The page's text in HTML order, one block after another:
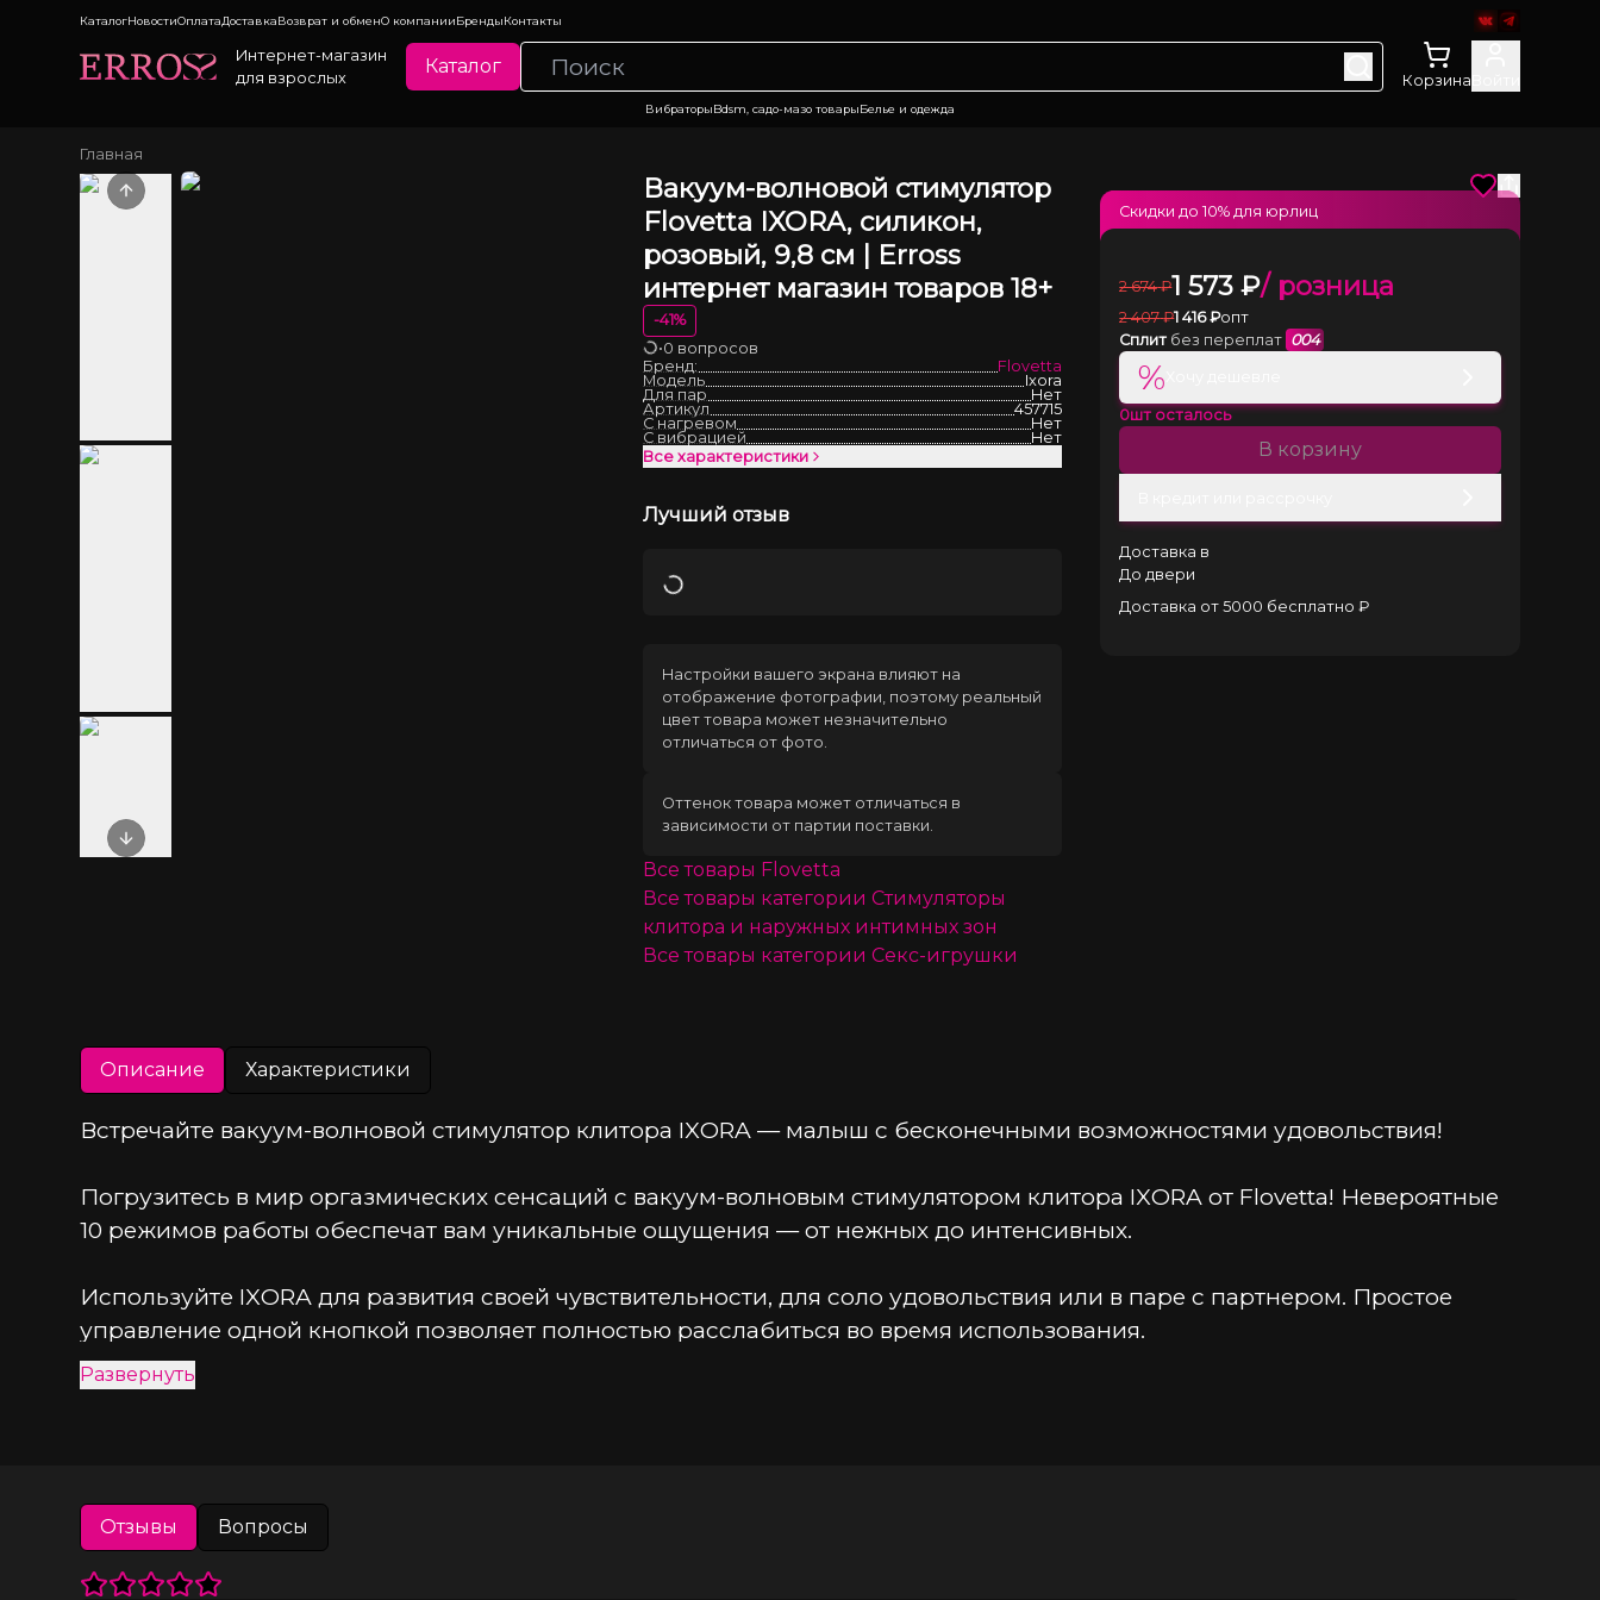
КаталогНовостиОплатаДоставкаВозврат и обменО компанииБрендыКонтакты
Интернет-магазин
для взрослых
Каталог
Корзина
ВибраторыBdsm, садо-мазо товарыБелье и одежда
Главная
Previous slide
Next slide
Вакуум-волновой стимулятор
Flovetta IXORA, силикон,
розовый, 9,8 см | Erross
интернет магазин товаров 18+
-41%
Загрузка
•0 вопросов
Бренд:
Flovetta
Модель
Ixora
Для пар
Нет
Артикул
457715
С нагревом
Нет
С вибрацией
Нет
Все характеристики
Лучший отзыв
Загрузка
Настройки вашего экрана влияют на
отображение фотографии, поэтому реальный
цвет товара может незначительно
отличаться от фото.
Оттенок товара может отличаться в
зависимости от партии поставки.
Все товары Flovetta
Все товары категории Стимуляторы
клитора и наружных интимных зон
Все товары категории Секс-игрушки
2 674 ₽1 573 ₽/ розница
2 407 ₽1 416₽опт
Сплит без переплат 004
%
0шт осталось
В корзину
Доставка в
До двери
Доставка от 5000 бесплатно ₽
Скидки до10% для юрлиц
Описание Характеристики
Встречайте вакуум-волновой стимулятор клитора IXORA — малыш с бесконечными возможностями удовольствия!
Погрузитесь в мир оргазмических сенсаций с вакуум-волновым стимулятором клитора IXORA от Flovetta! Невероятные
10 режимов работы обеспечат вам уникальные ощущения — от нежных до интенсивных.
Используйте IXORA для развития своей чувствительности, для соло удовольствия или в паре с партнером. Простое
управление одной кнопкой позволяет полностью расслабиться во время использования.
Нежный и бархатистый силикон стимулятора создаст невероятные ощущения от прикосновений. Его идеальный
Технические характеристики:
Развернуть
Отзывы Вопросы